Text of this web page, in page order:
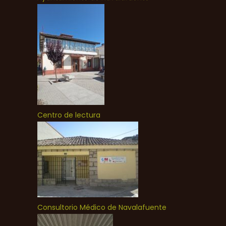
Centro de lectura
Consultorio Médico de Navalafuente